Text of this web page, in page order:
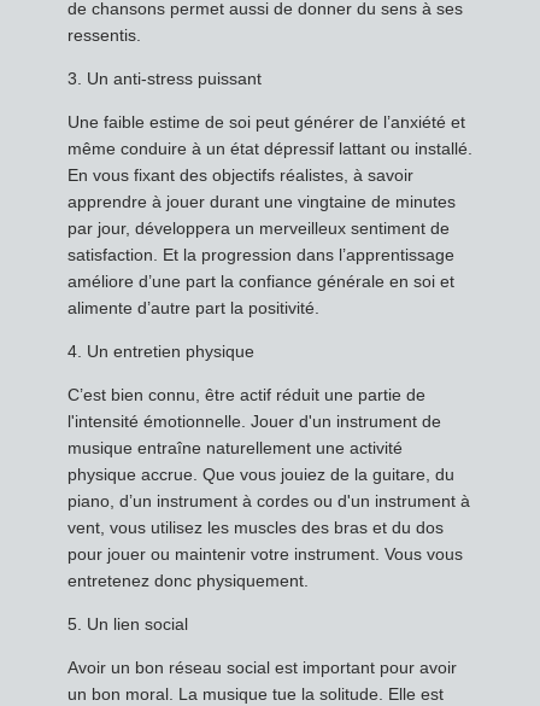
de chansons permet aussi de donner du sens à ses
ressentis.
3. Un anti-stress puissant
Une faible estime de soi peut générer de l’anxiété et
même conduire à un état dépressif lattant ou installé.
En vous fixant des objectifs réalistes, à savoir
apprendre à jouer durant une vingtaine de minutes
par jour, développera un merveilleux sentiment de
satisfaction. Et la progression dans l’apprentissage
améliore d’une part la confiance générale en soi et
alimente d’autre part la positivité.
4. Un entretien physique
C’est bien connu, être actif réduit une partie de
l'intensité émotionnelle. Jouer d'un instrument de
musique entraîne naturellement une activité
physique accrue. Que vous jouiez de la guitare, du
piano, d’un instrument à cordes ou d'un instrument à
vent, vous utilisez les muscles des bras et du dos
pour jouer ou maintenir votre instrument. Vous vous
entretenez donc physiquement.
5. Un lien social
Avoir un bon réseau social est important pour avoir
un bon moral. La musique tue la solitude. Elle est